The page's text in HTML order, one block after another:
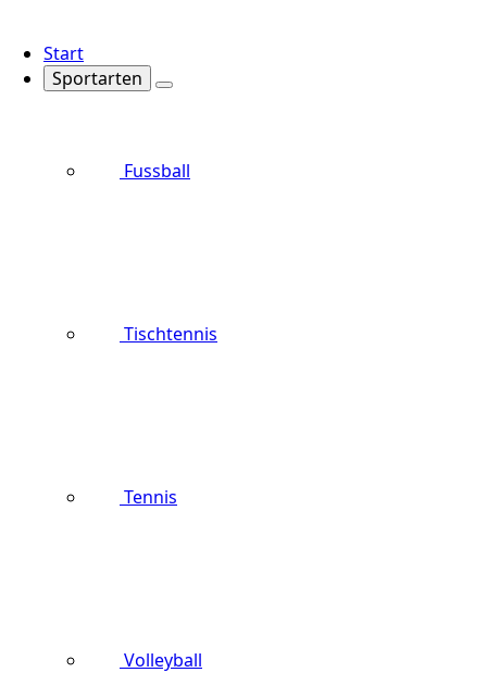
Start
Sportarten
Fussball
Tischtennis
Tennis
Volleyball